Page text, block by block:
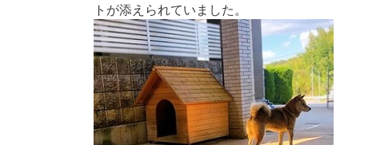
トが添えられていました。